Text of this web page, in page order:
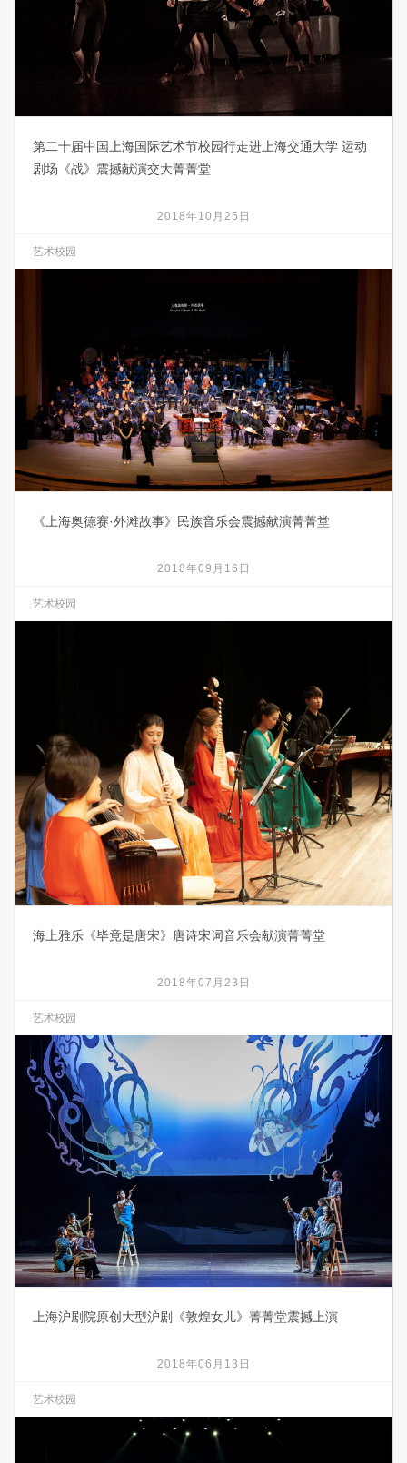
第二十届中国上海国际艺术节校园行走进上海交通大学 运动
剧场《战》震撼献演交大菁菁堂
2018年10月25日
艺术校园
《上海奥德赛·外滩故事》民族音乐会震撼献演菁菁堂
2018年09月16日
艺术校园
海上雅乐《毕竟是唐宋》唐诗宋词音乐会献演菁菁堂
2018年07月23日
艺术校园
上海沪剧院原创大型沪剧《敦煌女儿》菁菁堂震撼上演
2018年06月13日
艺术校园